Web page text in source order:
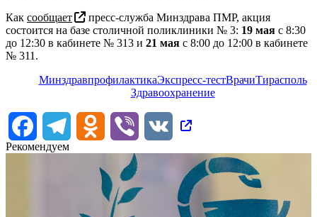
Как сообщает
пресс-служба Минздрава ПМР, акция
состоится на базе столичной поликлиники № 3: 19 мая с 8:30
до 12:30 в кабинете № 313 и 21 мая с 8:00 до 12:00 в кабинете
№ 311.
МинздравпрофилактикаЭкспресс-тестВрачиТирасполь
Здравоохранение
FacebookTelegram Odnoklassniki
Viber
VK
Рекомендуем